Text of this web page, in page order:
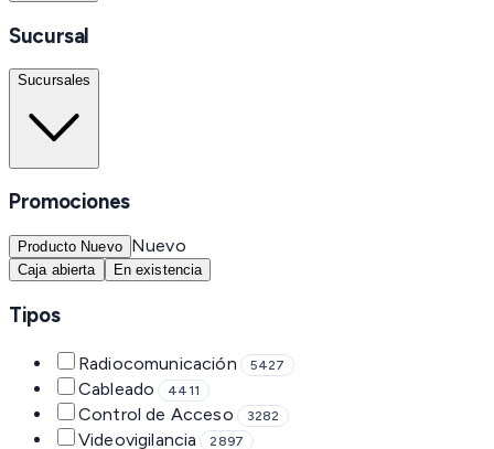
Sucursal
Sucursales
Promociones
Producto Nuevo Nuevo
Caja abierta En existencia
Tipos
Radiocomunicación 5427
Cableado 4411
Control de Acceso 3282
Videovigilancia 2897